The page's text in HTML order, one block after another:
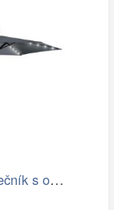
Zahradní slunečník s osvětlením PL-882,…